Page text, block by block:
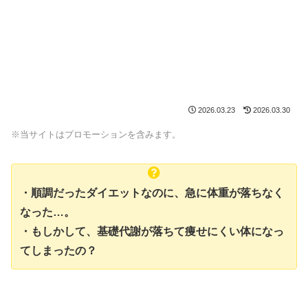
2026.03.23 2026.03.30
※当サイトはプロモーションを含みます。
・順調だったダイエットなのに、急に体重が落ちなく
なった…。
・もしかして、基礎代謝が落ちて痩せにくい体になっ
てしまったの？